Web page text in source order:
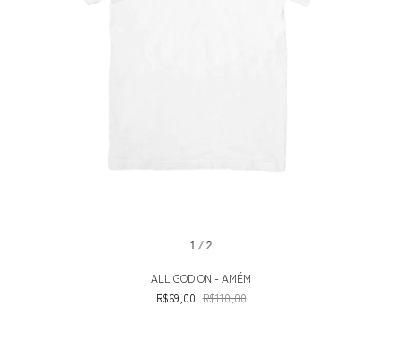
1 /2
ALL GOD ON - AMÉM
R$69,00 R$110,00